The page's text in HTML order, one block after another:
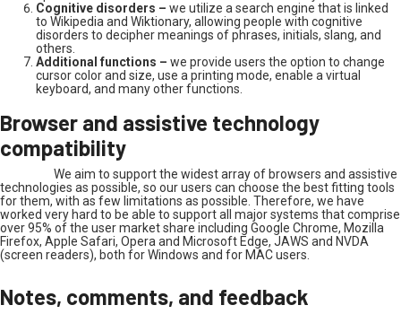
Cognitive disorders – we utilize a search engine that is linked
to Wikipedia and Wiktionary, allowing people with cognitive
disorders to decipher meanings of phrases, initials, slang, and
others.
Additional functions – we provide users the option to change
cursor color and size, use a printing mode, enable a virtual
keyboard, and many other functions.
Browser and assistive technology
compatibility
We aim to support the widest array of browsers and assistive
technologies as possible, so our users can choose the best fitting tools
for them, with as few limitations as possible. Therefore, we have
worked very hard to be able to support all major systems that comprise
over 95% of the user market share including Google Chrome, Mozilla
Firefox, Apple Safari, Opera and Microsoft Edge, JAWS and NVDA
(screen readers), both for Windows and for MAC users.
Notes, comments, and feedback